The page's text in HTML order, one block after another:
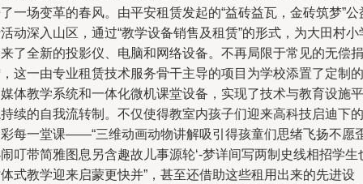
一场变革的春风。由平安租赁发起的“益砖益瓦，金砖筑梦”公
动深入山区，通过“教学设备销售及租赁”的形式，为大田村小
了全新的投影仪、电脑和网络设备。不再局限于常见的无偿捐
这一由专业租赁技术服务骨干主导的项目为学校添置了定制的
体教学系统和一体化微机课堂设备，实现了技术与教育设施平
续的自我流转制。不仅使得教室内孩子们迎来高科技启迪下的
每一堂课——“三维动画动物讲解吸引得孩童们思绪飞扬不愿
叮带简雅图息另含趣故儿事源轮‘-梦详间写两制史线相招学生
式教学迎来启蒙更快并”，甚至还借助这些租用出来的先进设